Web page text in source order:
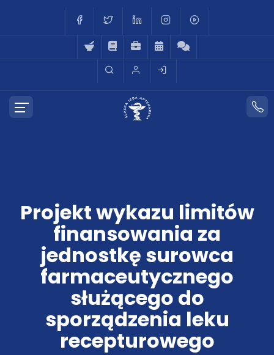
Projekt wykazu limitów
finansowania za
jednostkę surowca
farmaceutycznego
służącego do
sporządzenia leku
recepturowego